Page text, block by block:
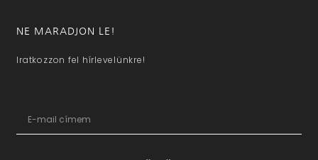
NE MARADJON LE!
Iratkozzon fel hírlevelünkre!